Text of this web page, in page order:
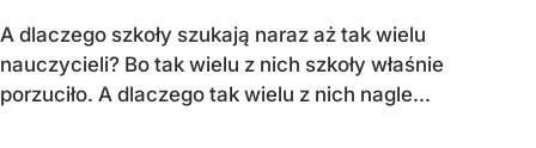
A dlaczego szkoły szukają naraz aż tak wielu
nauczycieli? Bo tak wielu z nich szkoły właśnie
porzuciło. A dlaczego tak wielu z nich nagle...